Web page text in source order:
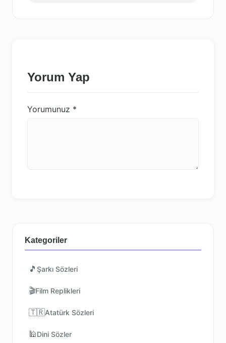
Yorum Yap
Yorumunuz *
Kategoriler
🎵 Şarkı Sözleri
🎬Film Replikleri
🇹🇷Atatürk Sözleri
🕌Dini Sözler